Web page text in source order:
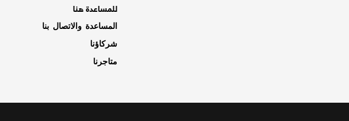
للمساعدة هنا
المساعدة والاتصال بنا
شركاؤنا
متاجرنا